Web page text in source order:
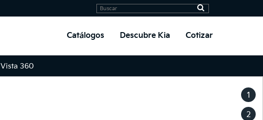
Catálogos Descubre Kia Cotizar
Vista 360
1
2